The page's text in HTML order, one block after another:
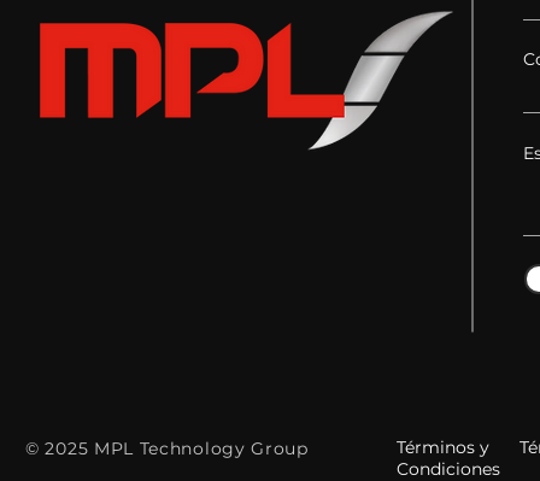
© 2025 MPL Technology Group
Términos y
Condiciones